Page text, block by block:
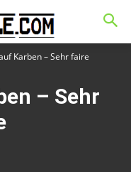
Karben – Sehr faire
– Sehr